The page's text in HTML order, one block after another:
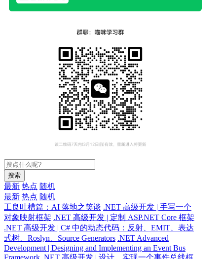
搜索
最新 热点 随机
最新 热点 随机
工良吐槽篇：AI 落地之笑谈 .NET 高级开发 | 手写一个
对象映射框架 .NET 高级开发 | 定制 ASP.NET Core 框架
.NET 高级开发 | C# 中的动态代码：反射、EMIT、表达
式树、Roslyn、Source Generators .NET Advanced
Development | Designing and Implementing an Event Bus